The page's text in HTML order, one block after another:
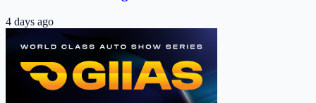
4 days ago